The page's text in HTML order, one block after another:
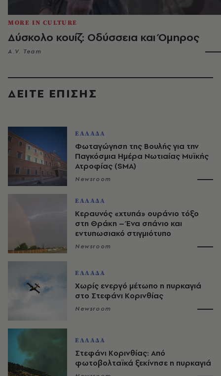
MORE IN CULTURE
Δύσκολο κουίζ: Οδύσσεια και Όμηρος
A.V. Team
ΔΕΙΤΕ ΕΠΙΣΗΣ
ΕΛΛΑΔΑ
Φωταγώγηση της Βουλής για την
Παγκόσμια Ημέρα Νωτιαίας Μυϊκής
Ατροφίας (SMA)
Newsroom
ΕΛΛΑΔΑ
Κεραυνός «χτυπά» ουράνιο τόξο
στη Θράκη – Ένα σπάνιο και
εντυπωσιακό στιγμιότυπο
Newsroom
ΕΛΛΑΔΑ
Χωρίς ενεργό μέτωπο η πυρκαγιά
στο Στεφάνι Κορινθίας
Newsroom
ΕΛΛΑΔΑ
Στεφάνι Κορινθίας: Από
φωτοβολταϊκά ξεκίνησε η πυρκαγιά